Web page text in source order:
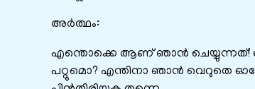
അർത്ഥം:
എന്തൊക്കെ ആണ് ഞാൻ ചെയ്യുന്നത്!
പറ്റുമൊ? എന്തിനാ ഞാൻ വെറുതെ